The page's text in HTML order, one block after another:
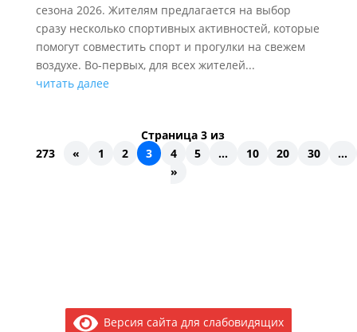
сезона 2026. Жителям предлагается на выбор
сразу несколько спортивных активностей, которые
помогут совместить спорт и прогулки на свежем
воздухе. Во-первых, для всех жителей...
читать далее
Страница 3 из
273
« 1 2 3 4 5 ... 10 20 30
...
»
Версия сайта для слабовидящих